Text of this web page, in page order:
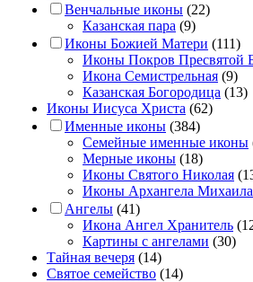
Венчальные иконы (22)
Казанская пара (9)
Иконы Божией Матери (111)
Иконы Покров Пресвятой
Икона Семистрельная (9)
Казанская Богородица (13)
Иконы Иисуса Христа (62)
Именные иконы (384)
Семейные именные иконы
Мерные иконы (18)
Иконы Святого Николая
Иконы Архангела Михаила
Ангелы (41)
Икона Ангел Хранитель
Картины с ангелами (30)
Тайная вечеря (14)
Святое семейство (14)